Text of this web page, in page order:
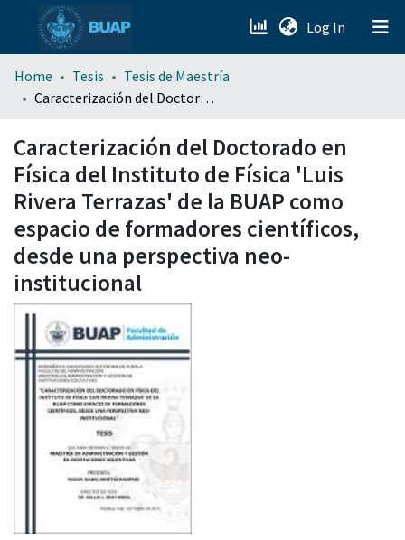
Log In (current)
menu.section.about_menu
Home Tesis
Tesis de Maestría
Caracterización del Doctorado en Física del Instituto de Física 'Luis Rivera Terrazas' de la BUAP como espacio de formadores científicos, desde una perspectiva neo-institucional
Caracterización del Doctorado en
Física del Instituto de Física 'Luis
Rivera Terrazas' de la BUAP como
espacio de formadores científicos,
desde una perspectiva neo-
institucional